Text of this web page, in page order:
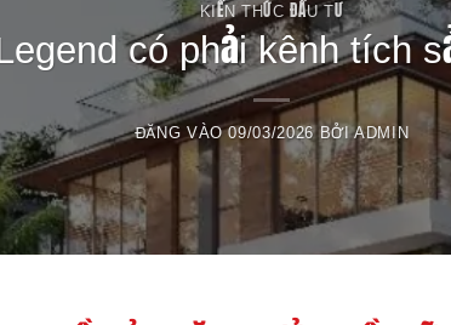
KIẾN THỨC ĐẦU TƯ
có phải kênh tích
ĐĂNG VÀO09/03/2026 BỞIADMIN